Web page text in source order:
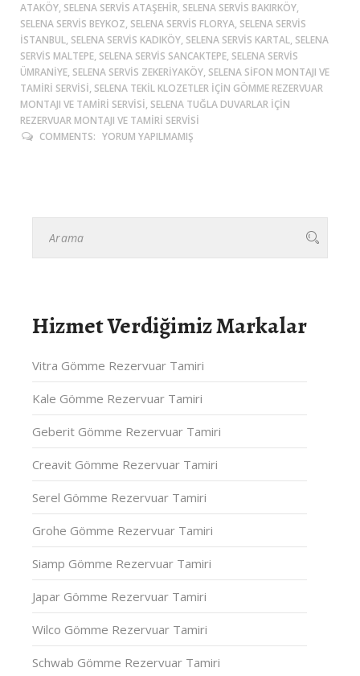
ATAKÖY, SELENA SERVIS ATAŞEHIR, SELENA SERVIS BAKIRKÖY,
SELENA SERVIS BEYKOZ, SELENA SERVIS FLORYA, SELENA SERVIS
ISTANBUL, SELENA SERVIS KADIKÖY, SELENA SERVIS KARTAL, SELENA
SERVIS MALTEPE, SELENA SERVIS SANCAKTEPE, SELENA SERVIS
ÜMRANIYE, SELENA SERVIS ZEKERIYAKÖY, SELENA SIFON MONTAJI VE
TAMIRI SERVISI, SELENA TEKIL KLOZETLER IÇIN GÖMME REZERVUAR
MONTAJI VE TAMIRI SERVISI, SELENA TUĞLA DUVARLAR IÇIN
REZERVUAR MONTAJI VE TAMIRI SERVISI
COMMENTS: YORUM YAPILMAMIŞ
Hizmet Verdiğimiz Markalar
Vitra Gömme Rezervuar Tamiri
Kale Gömme Rezervuar Tamiri
Geberit Gömme Rezervuar Tamiri
Creavit Gömme Rezervuar Tamiri
Serel Gömme Rezervuar Tamiri
Grohe Gömme Rezervuar Tamiri
Siamp Gömme Rezervuar Tamiri
Japar Gömme Rezervuar Tamiri
Wilco Gömme Rezervuar Tamiri
Schwab Gömme Rezervuar Tamiri